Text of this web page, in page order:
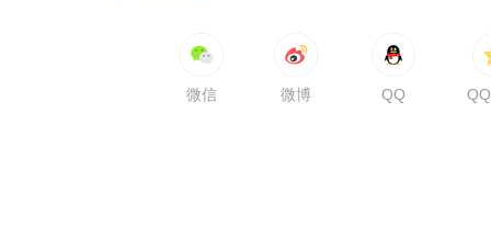
微信 微博 QQ